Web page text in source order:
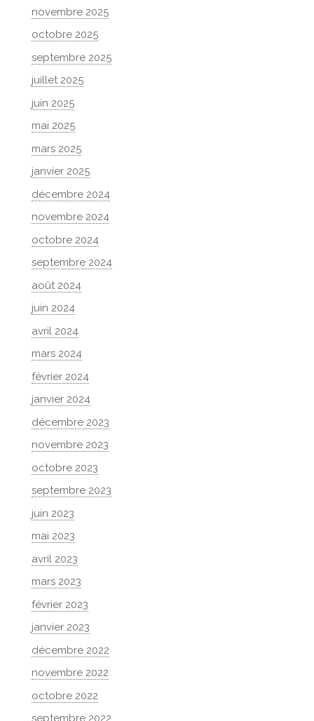
novembre 2025
octobre 2025
septembre 2025
juillet 2025
juin 2025
mai 2025
mars 2025
janvier 2025
décembre 2024
novembre 2024
octobre 2024
septembre 2024
août 2024
juin 2024
avril 2024
mars 2024
février 2024
janvier 2024
décembre 2023
novembre 2023
octobre 2023
septembre 2023
juin 2023
mai 2023
avril 2023
mars 2023
février 2023
janvier 2023
décembre 2022
novembre 2022
octobre 2022
septembre 2022